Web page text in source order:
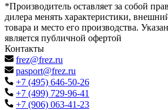
*Производитель оставляет за собой
дилера менять характеристики,
товара и место его производства.
является публичной офертой
Контакты
frez@frez.ru
pasport@frez.ru
+7 (495) 646-50-26
+7 (499) 729-96-41
+7 (906) 063-41-23